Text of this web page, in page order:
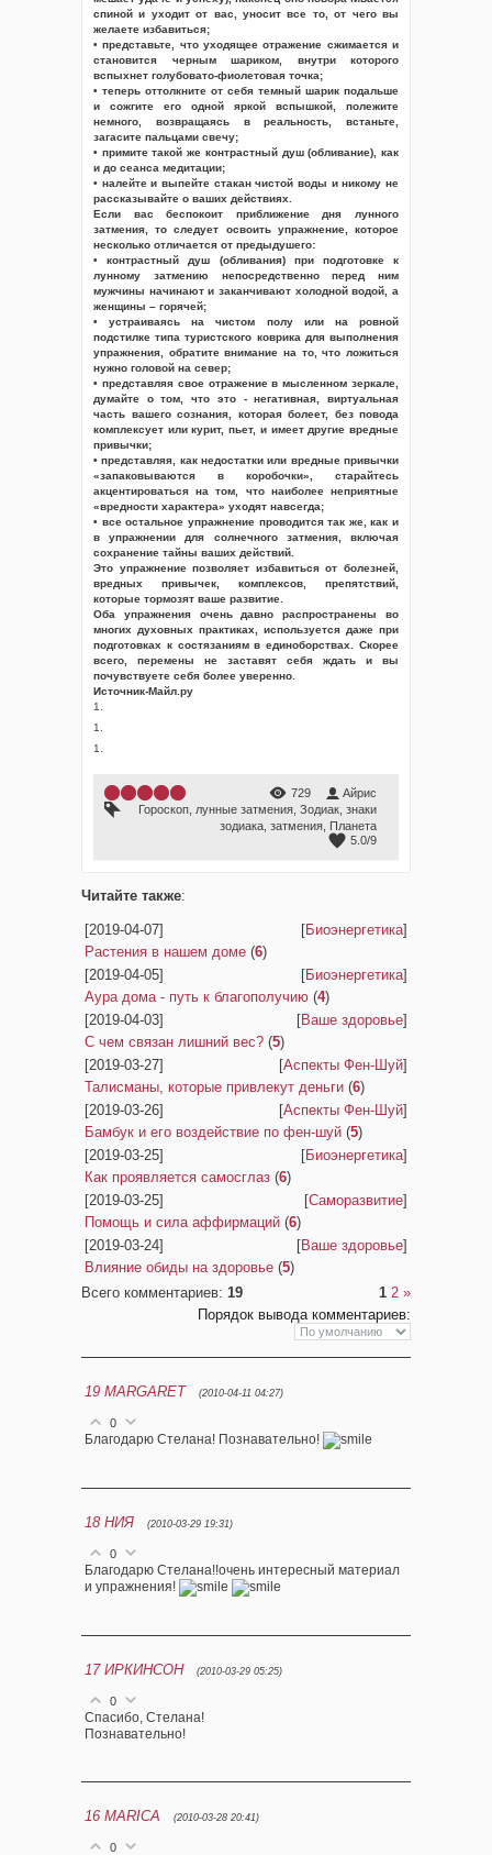
спиной и уходит от вас, уносит все то, от чего вы
желаете избавиться;
• представьте, что уходящее отражение сжимается и
становится черным шариком, внутри которого
вспыхнет голубовато-фиолетовая точка;
• теперь оттолкните от себя темный шарик подальше
и сожгите его одной яркой вспышкой, полежите
немного, возвращаясь в реальность, встаньте,
загасите пальцами свечу;
• примите такой же контрастный душ (обливание), как
и до сеанса медитации;
• налейте и выпейте стакан чистой воды и никому не
рассказывайте о ваших действиях.
Если вас беспокоит приближение дня лунного
затмения, то следует освоить упражнение, которое
несколько отличается от предыдушего:
• контрастный душ (обливания) при подготовке к
лунному затмению непосредственно перед ним
мужчины начинают и заканчивают холодной водой, а
женщины – горячей;
• устраиваясь на чистом полу или на ровной
подстилке типа туристского коврика для выполнения
упражнения, обратите внимание на то, что ложиться
нужно головой на север;
• представляя свое отражение в мысленном зеркале,
думайте о том, что это - негативная, виртуальная
часть вашего сознания, которая болеет, без повода
комплексует или курит, пьет, и имеет другие вредные
привычки;
• представляя, как недостатки или вредные привычки
«запаковываются в коробочки», старайтесь
акцентироваться на том, что наиболее неприятные
«вредности характера» уходят навсегда;
• все остальное упражнение проводится так же, как и
в упражнении для солнечного затмения, включая
сохранение тайны ваших действий.
Это упражнение позволяет избавиться от болезней,
вредных привычек, комплексов, препятствий,
которые тормозят ваше развитие.
Оба упражнения очень давно распространены во
многих духовных практиках, используется даже при
подготовках к состязаниям в единоборствах. Скорее
всего, перемены не заставят себя ждать и вы
почувствуете себя более уверенно.
Источник-Майл.ру
1.
1.
1.
729
Айрис
Гороскоп лунные затмения Зодиак знаки
зодиака затмения Планета
5.0/9
Читайте также:
[2019-04-07] [Биоэнергетика]
Растения в нашем доме (6)
[2019-04-05]
[Биоэнергетика]
Аура дома - путь к благополучию (4)
[2019-04-03]
[Ваше здоровье]
С чем связан лишний вес? (5)
[2019-03-27]
[Аспекты Фен-Шуй]
Талисманы, которые привлекут деньги (6)
[2019-03-26]
[Аспекты Фен-Шуй]
Бамбук и его воздействие по фен-шуй (5)
[2019-03-25]
[Биоэнергетика]
Как проявляется самосглаз (6)
[2019-03-25]
[Саморазвитие]
Помощь и сила аффирмаций (6)
[2019-03-24]
[Ваше здоровье]
Влияние обиды на здоровье (5)
Всего комментариев: 19 1 2 »
Порядок вывода комментариев:
19 MARGARET (2010-04-11 04:27)
0
Благодарю Стелана! Познавательно!
18 НИЯ (2010-03-29 19:31)
0
Благодарю Стелана!!очень интересный материал
и упражнения!
17 ИРКИНСОН (2010-03-29 05:25)
0
Спасибо, Стелана!
Познавательно!
16 MARICA (2010-03-28 20:41)
0